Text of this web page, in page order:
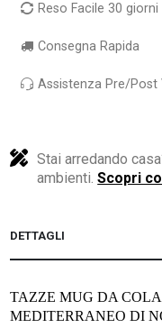
Reso Facile 30 giorni
Consegna Rapida
Assistenza Pre/Post
Stai arredando
ambienti.Scopri
DETTAGLI
TAZZE MUG DA
MEDITERRANEO DI